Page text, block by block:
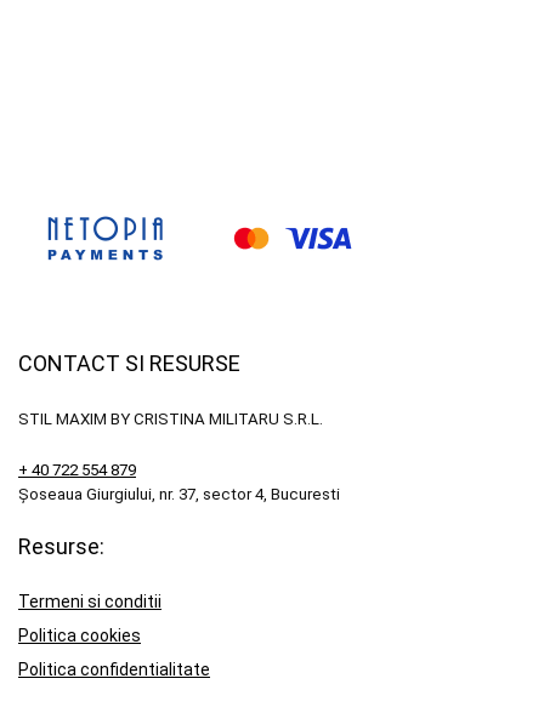
CONTACT SI RESURSE
STIL MAXIM BY CRISTINA MILITARU S.R.L.
+ 40 722 554 879
Șoseaua Giurgiului, nr. 37, sector 4, Bucuresti
Resurse:
Termeni si conditii
Politica cookies
Politica confidentialitate